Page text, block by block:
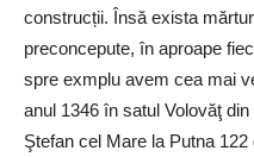
construcții. Însă exista
preconcepute, în aproape
spre exmplu avem cea mai
anul 1346 în satul Volovăţ
Ştefan cel Mare la Putna